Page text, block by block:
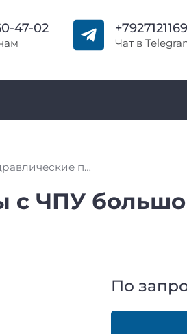
47-02
Чат в
Листогибочные гидравлические прессы с ЧПУ большого тоннажа MetalTec HBC 1600/6000
с ЧПУ
По